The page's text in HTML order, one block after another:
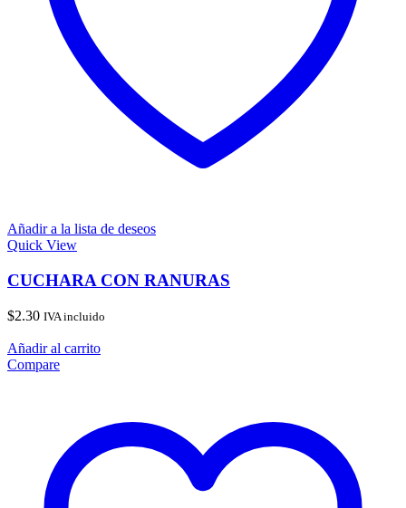
Añadir a la lista de deseos
Quick View
CUCHARA CON RANURAS
$2.30 IVA incluido
Añadir al carrito
Compare